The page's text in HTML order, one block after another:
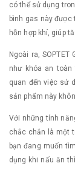
có thể sử dụng
bình gas này được
hỗn hợp khí, giúp
Ngoài ra,
như khóa an
quan đến việc sử
sản phẩm này
Với những tính
chắc chắn là một
bạn đang muốn
dụng khi nấu ăn